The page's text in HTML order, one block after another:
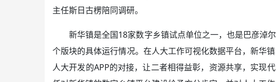
主任斯日古楞陪同调研。
新华镇是全国18家数字乡镇试点单位之一，也是巴彦淖
个版块的具体运行情况。在人大工作可视化数据平台，新华
人大开发的APP的对接，让二者相得益彰，资源共享，实现